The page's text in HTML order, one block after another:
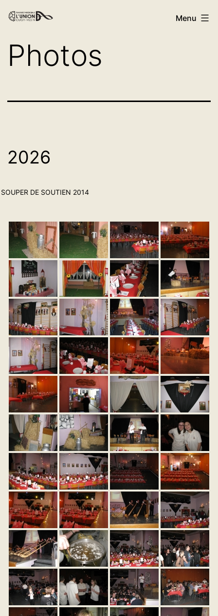
Menu
Photos
2026
SOUPER DE SOUTIEN 2014